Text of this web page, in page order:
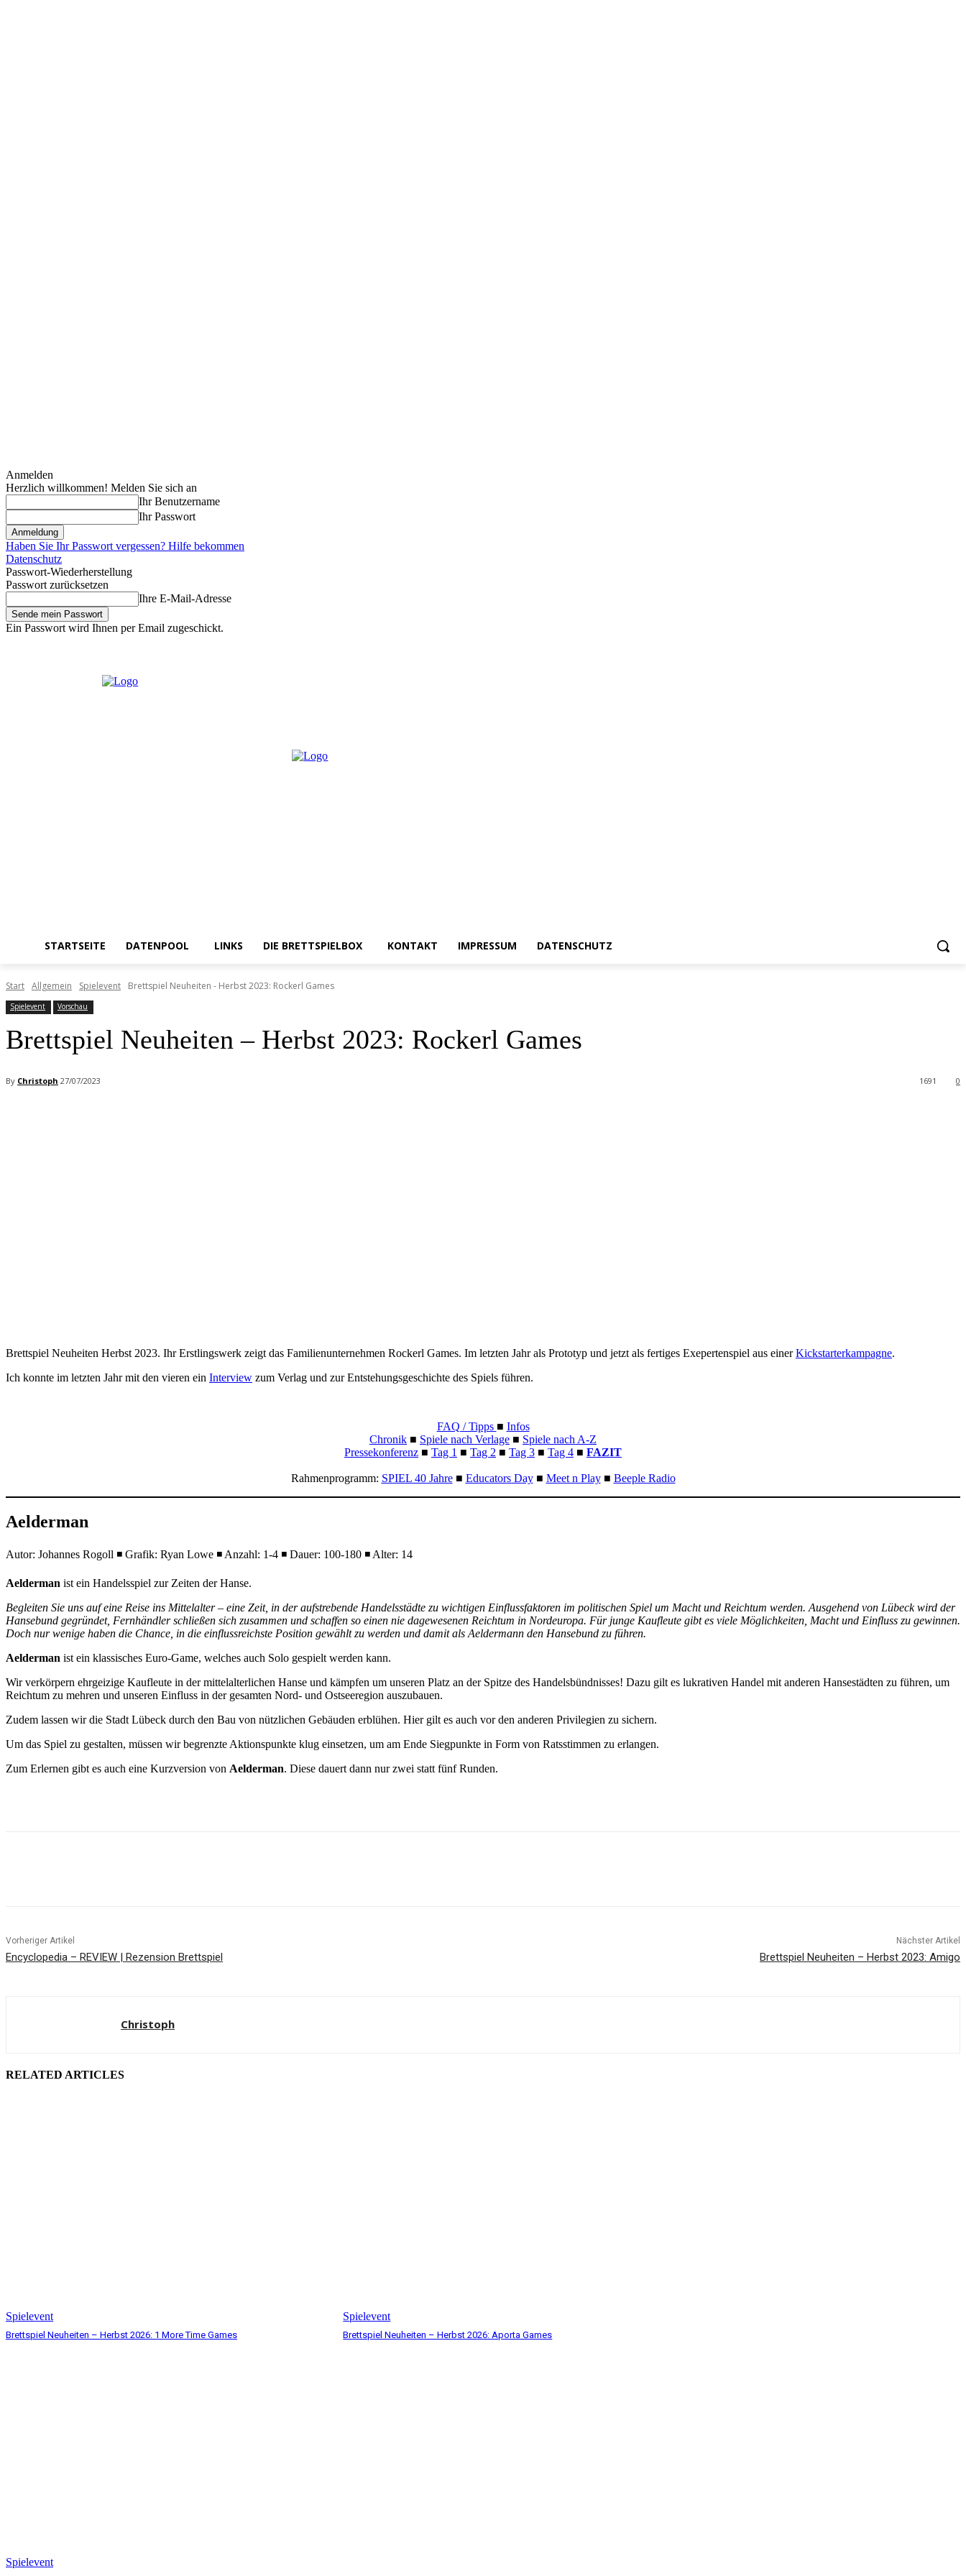
Anmelden
Herzlich willkommen! Melden Sie sich an
Ihr Benutzername
Ihr Passwort
Haben Sie Ihr Passwort vergessen? Hilfe bekommen
Datenschutz
Passwort-Wiederherstellung
Passwort zurücksetzen
Ihre E-Mail-Adresse
Ein Passwort wird Ihnen per Email zugeschickt.
STARTSEITE DATENPOOL LINKS DIE BRETTSPIELBOX KONTAKT IMPRESSUM DATENSCHUTZ
Start Allgemein Spielevent Brettspiel Neuheiten - Herbst 2023: Rockerl Games
Spielevent Vorschau
Brettspiel Neuheiten – Herbst 2023: Rockerl Games
By Christoph 27/07/2023 0
1691
Brettspiel Neuheiten Herbst 2023. Ihr Erstlingswerk zeigt das Familienunternehmen Rockerl Games. Im letzten Jahr als Prototyp und jetzt als fertiges Exepertenspiel aus einerKickstarterkampagne.
Ich konnte im letzten Jahr mit den vieren ein Interview zum Verlag und zur Entstehungsgeschichte des Spiels führen.
FAQ / Tipps ■ Infos
Chronik ■ Spiele nach Verlage ■ Spiele nach A-Z
Pressekonferenz ■ Tag 1 ■ Tag 2 ■ Tag 3 ■ Tag 4 ■ FAZIT
Rahmenprogramm: SPIEL 40 Jahre■ Educators Day■ Meet n Play■ Beeple Radio
Aelderman
Autor: Johannes Rogoll ◾ Grafik: Ryan Lowe ◾ Anzahl: 1-4 ◾ Dauer: 100-180 ◾ Alter: 14
Aelderman ist ein Handelsspiel zur Zeiten der Hanse.
Begleiten Sie uns auf eine Reise ins Mittelalter – eine Zeit, in der aufstrebende Handelsstädte zu wichtigen Einflussfaktoren im politischen Spiel um Macht und Reichtum werden. Ausgehend von Lübeck wird der
Hansebund gegründet, Fernhändler schließen sich zusammen und schaffen so einen nie dagewesenen Reichtum in Nordeuropa. Für junge Kaufleute gibt es viele Möglichkeiten, Macht und Einfluss zu gewinnen.
Doch nur wenige haben die Chance, in die einflussreichste Position gewählt zu werden und damit als Aeldermann den Hansebund zu führen.
Aelderman ist ein klassisches Euro-Game, welches auch Solo gespielt werden kann.
Wir verkörpern ehrgeizige Kaufleute in der mittelalterlichen Hanse und kämpfen um unseren Platz an der Spitze des Handelsbündnisses! Dazu gilt es lukrativen Handel mit anderen Hansestädten zu führen, um
Reichtum zu mehren und unseren Einfluss in der gesamten Nord- und Ostseeregion auszubauen.
Zudem lassen wir die Stadt Lübeck durch den Bau von nützlichen Gebäuden erblühen. Hier gilt es auch vor den anderen Privilegien zu sichern.
Um das Spiel zu gestalten, müssen wir begrenzte Aktionspunkte klug einsetzen, um am Ende Siegpunkte in Form von Ratsstimmen zu erlangen.
Zum Erlernen gibt es auch eine Kurzversion von Aelderman. Diese dauert dann nur zwei statt fünf Runden.
Vorheriger Artikel
Encyclopedia – REVIEW | Rezension Brettspiel
Nächster Artikel
Brettspiel Neuheiten – Herbst 2023: Amigo
Christoph
RELATED ARTICLES
Spielevent
Brettspiel Neuheiten – Herbst 2026: 1 More Time Games
Spielevent
Brettspiel Neuheiten – Herbst 2026: Aporta Games
Spielevent